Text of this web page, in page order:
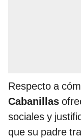
Respecto a
Cabanillas
sociales y
que su padre